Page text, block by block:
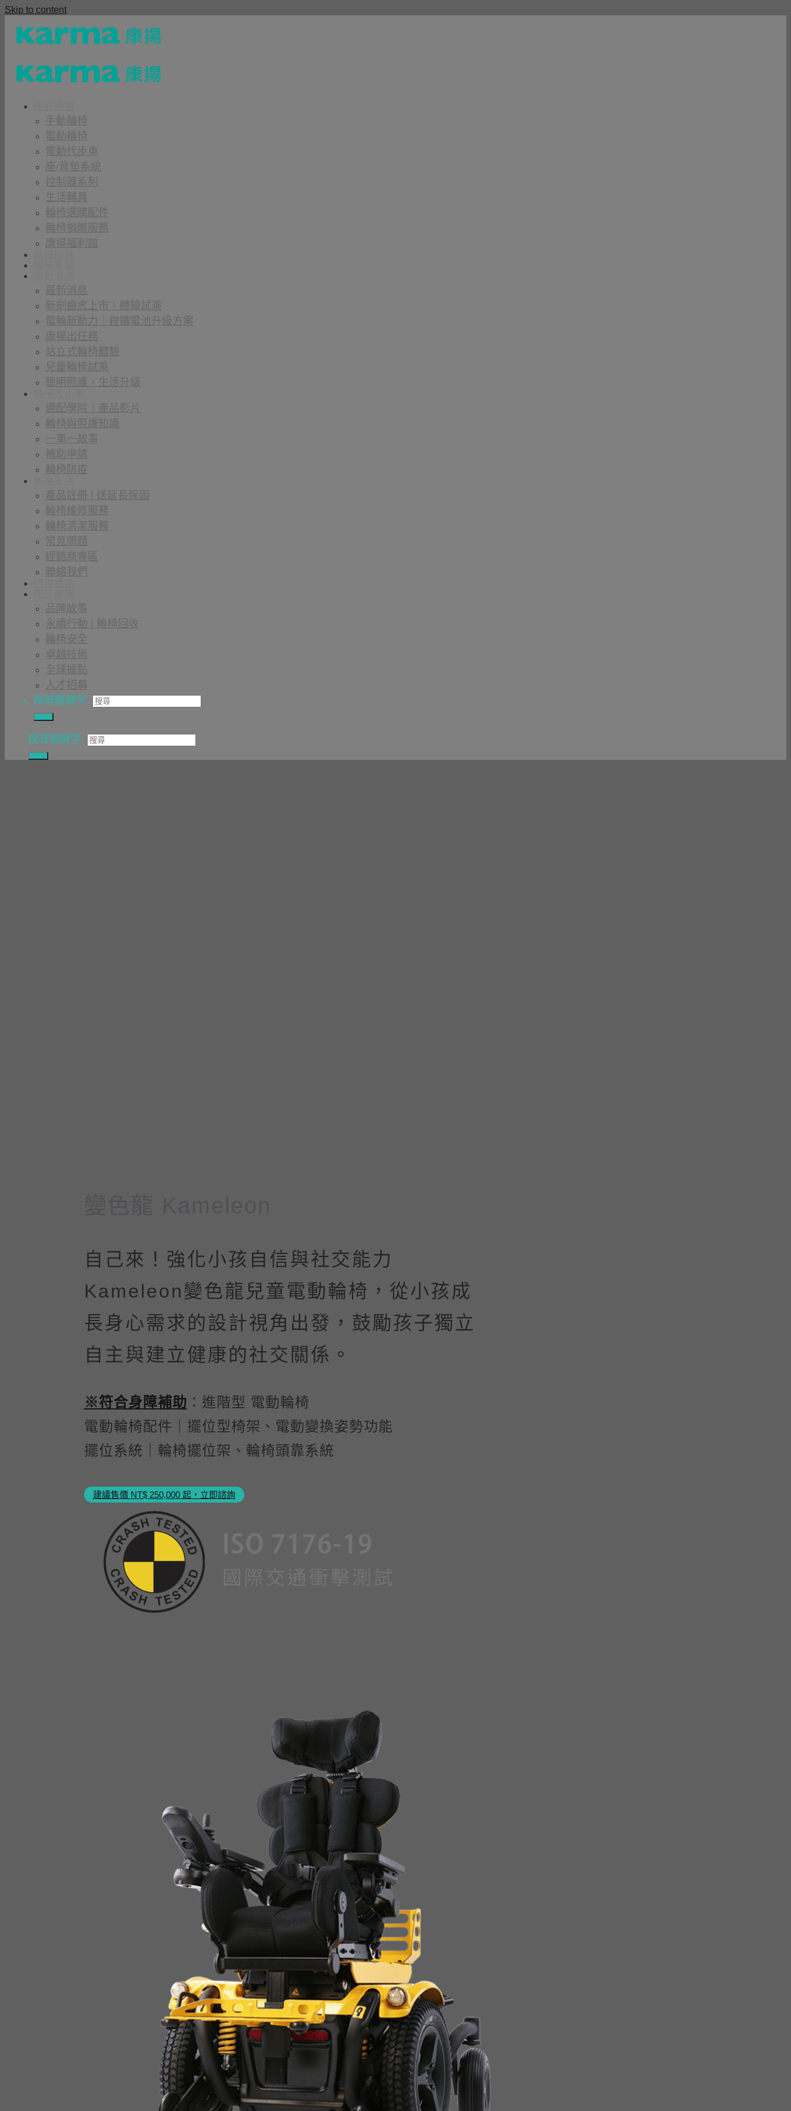
Skip to content
手動輪椅
電動輪椅
電動代步車
座/背墊系統
控制器系列
生活輔具
輪椅選購配件
輪椅捐贈服務
康揚福利館
最新消息
新劍齒虎上市｜體驗試乘
電輪新動力｜鋰鐵電池升級方案
康揚出任務
站立式輪椅體驗
兒童輪椅試乘
聰明照護，生活升級
適配學院｜產品影片
輪椅與照護知識
一車一故事
補助申請
輪椅防疫
產品註冊 | 送延長保固
輪椅維修服務
輪椅清潔服務
常見問題
經銷商專區
聯絡我們
品牌故事
永續行動 | 輪椅回收
輪椅安全
卓越技術
全球據點
人才招募
搜尋關鍵字:
搜尋關鍵字:
自己來！強化小孩自信與社交能力
Kameleon變色龍兒童電動輪椅，從小孩成
長身心需求的設計視角出發，鼓勵孩子獨立
自主與建立健康的社交關係。
※符合身障補助 ：進階型 電動輪椅
電動輪椅配件｜擺位型椅架、電動變換姿勢功能
擺位系統｜輪椅擺位架、輪椅頭靠系統
建議售價 NT$ 250,000 起，立即諮詢